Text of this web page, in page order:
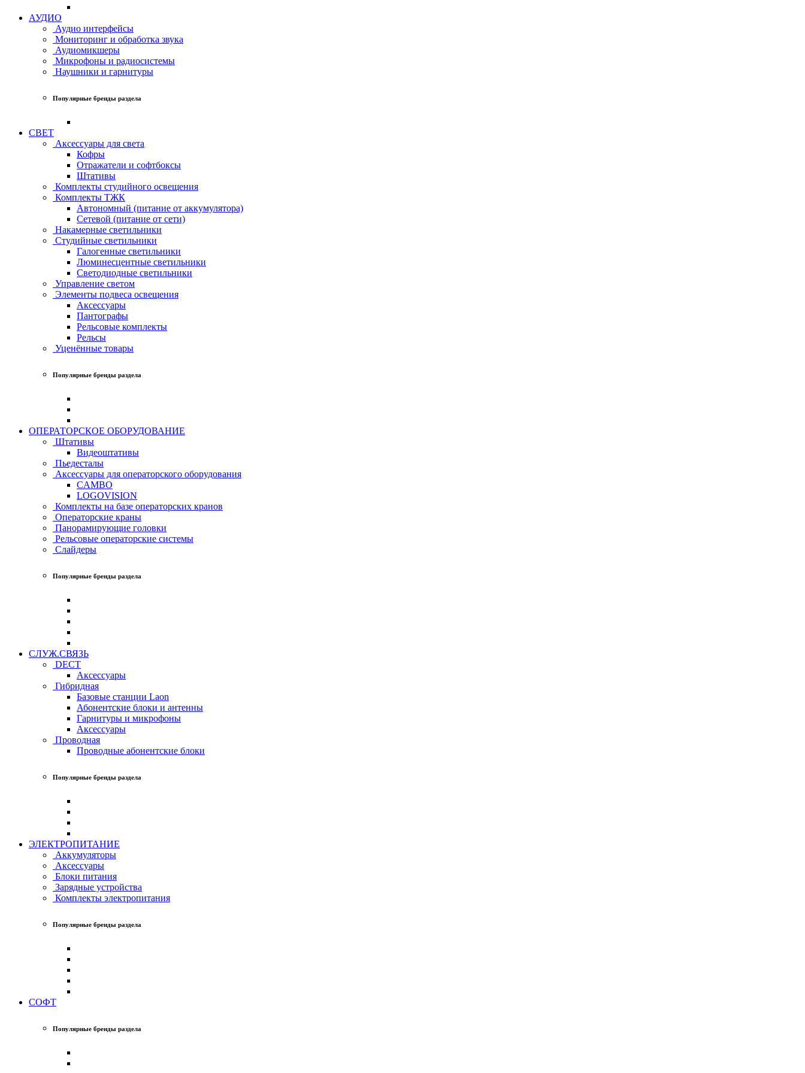
АУДИО
Аудио интерфейсы
Мониторинг и обработка звука
Аудиомикшеры
Микрофоны и радиосистемы
Наушники и гарнитуры
Популярные бренды раздела
СВЕТ
Аксессуары для света
Кофры
Отражатели и софтбоксы
Штативы
Комплекты студийного освещения
Комплекты ТЖК
Автономный (питание от аккумулятора)
Сетевой (питание от сети)
Накамерные светильники
Студийные светильники
Галогенные светильники
Люминесцентные светильники
Светодиодные светильники
Управление светом
Элементы подвеса освещения
Аксессуары
Пантографы
Рельсовые комплекты
Рельсы
Уценённые товары
Популярные бренды раздела
ОПЕРАТОРСКОЕ ОБОРУДОВАНИЕ
Штативы
Видеоштативы
Пьедесталы
Аксессуары для операторского оборудования
CAMBO
LOGOVISION
Комплекты на базе операторских кранов
Операторские краны
Панорамирующие головки
Рельсовые операторские системы
Слайдеры
Популярные бренды раздела
СЛУЖ.СВЯЗЬ
DECT
Аксессуары
Гибридная
Базовые станции Laon
Абонентские блоки и антенны
Гарнитуры и микрофоны
Аксессуары
Проводная
Проводные абонентские блоки
Популярные бренды раздела
ЭЛЕКТРОПИТАНИЕ
Аккумуляторы
Аксессуары
Блоки питания
Зарядные устройства
Комплекты электропитания
Популярные бренды раздела
СОФТ
Популярные бренды раздела